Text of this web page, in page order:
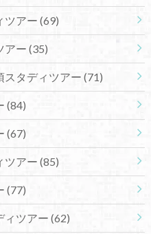
ツアー (69)
アー (35)
スタディツアー (71)
(84)
(67)
ツアー (85)
(77)
ィツアー (62)